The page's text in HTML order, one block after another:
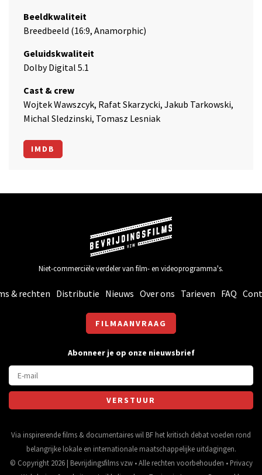
Beeldkwaliteit
Breedbeeld (16:9, Anamorphic)
Geluidskwaliteit
Dolby Digital 5.1
Cast & crew
Wojtek Wawszcyk, Rafat Skarzycki, Jakub Tarkowski,
Michal Sledzinski, Tomasz Lesniak
IMDB
Niet-commerciële verdeler van film- en videoprogramma's.
& rechten Distributie Nieuws Over ons Tarieven FAQ
FILMAANVRAAG
Abonneer je op onze nieuwsbrief
Via inspirerende films & documentaires wil BF het kritisch debat voeden rond
belangrijke lokale en internationale maatschappelijke uitdagingen.
© Copyright 2026 | Bevrijdingsfilms vzw • Alle rechten voorbehouden • Privacy